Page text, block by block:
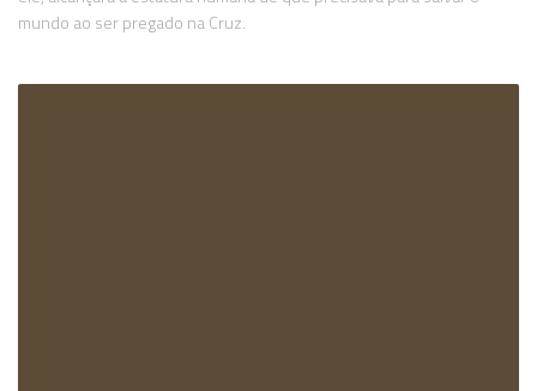
mundo ao ser pregado na Cruz.